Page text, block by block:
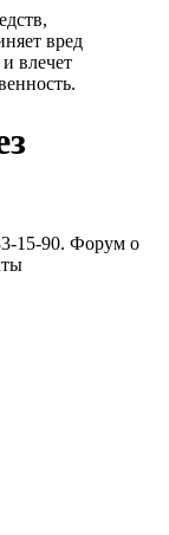
вред
влечет
15-90. Форум о